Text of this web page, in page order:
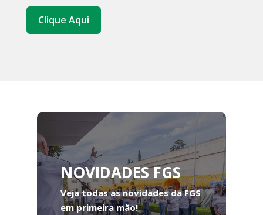
Clique Aqui
NOVIDADES FGS
Veja todas as novidades da FGS
em primeira mão!